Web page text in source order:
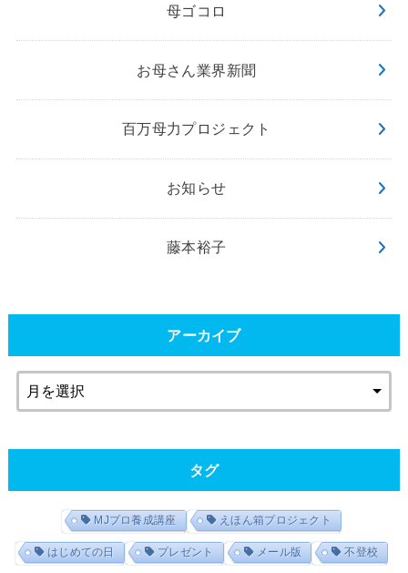
母ゴコロ
お母さん業界新聞
百万母力プロジェクト
お知らせ
藤本裕子
アーカイブ
タグ
MJプロ養成講座 えほん箱プロジェクト
はじめての日 プレゼント メール版 不登校